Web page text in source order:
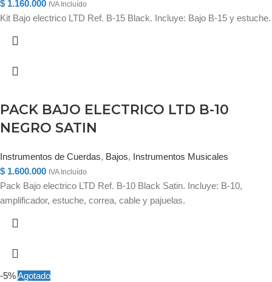
$ 1.160.000 IVA Incluído
Kit Bajo electrico LTD Ref. B-15 Black. Incluye: Bajo B-15 y estuche.
PACK BAJO ELECTRICO LTD B-10
NEGRO SATIN
Instrumentos de Cuerdas, Bajos, Instrumentos Musicales
$ 1.600.000 IVA Incluído
Pack Bajo electrico LTD Ref. B-10 Black Satin. Incluye: B-10,
amplificador, estuche, correa, cable y pajuelas.
-5%Agotado